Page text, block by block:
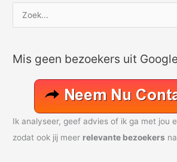
o
k
r
:
Mis geen bezoekers uit Google
Ik analyseer, geef advies of ik ga met jou
zodat ook jij meer relevante bezoekers